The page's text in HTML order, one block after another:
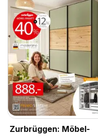
Zurbrüggen: Möbel-